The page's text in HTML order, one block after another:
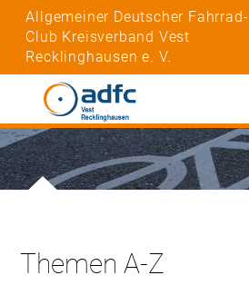
Allgemeiner Deutscher Fahrrad-
Club Kreisverband Vest
Recklinghausen e. V.
Themen A-Z